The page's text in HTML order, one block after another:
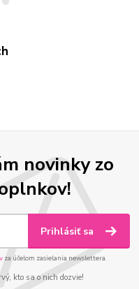
novinky zo
Prihlásiť sa
za účelom zasielania newslettera.
kto sa o nich dozvie!